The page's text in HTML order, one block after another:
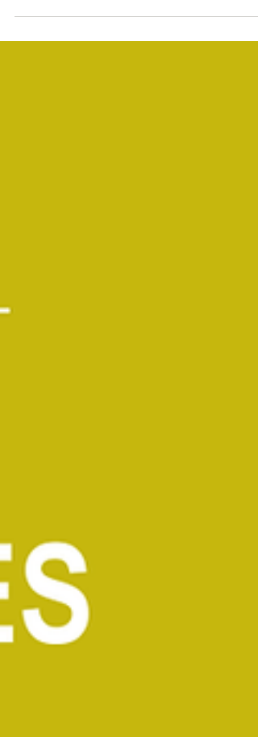
(G)een zorgeloze vakantie?